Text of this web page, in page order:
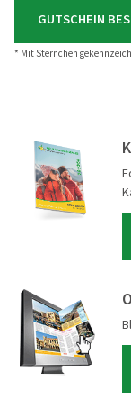
* Mit Sternchen